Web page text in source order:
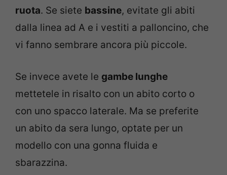
ruota. Se siete bassine, evitate gli abiti
dalla linea ad A e i vestiti a palloncino, che
vi fanno sembrare ancora più piccole.
Se invece avete le gambe lunghe
mettetele in risalto con un abito corto o
con uno spacco laterale. Ma se preferite
un abito da sera lungo, optate per un
modello con una gonna fluida e
sbarazzina.